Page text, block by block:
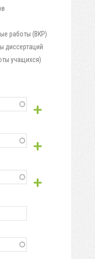
работы (ВКР)
диссертаций
учащихся)